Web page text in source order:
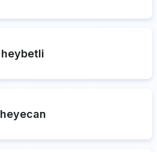
heybetli
heyecan